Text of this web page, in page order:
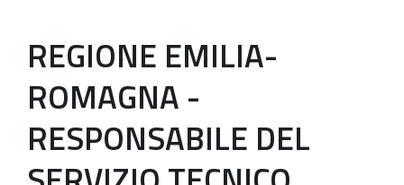
REGIONE EMILIA-
ROMAGNA -
RESPONSABILE DEL